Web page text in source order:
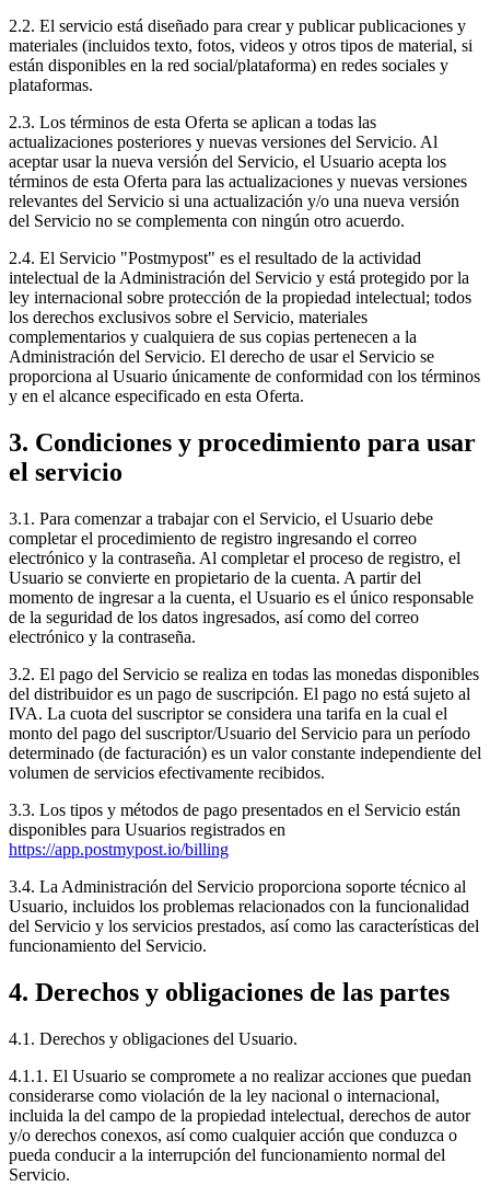
2.2. El servicio está diseñado para crear y publicar publicaciones y
materiales (incluidos texto, fotos, videos y otros tipos de material, si
están disponibles en la red social/plataforma) en redes sociales y
plataformas.
2.3. Los términos de esta Oferta se aplican a todas las
actualizaciones posteriores y nuevas versiones del Servicio. Al
aceptar usar la nueva versión del Servicio, el Usuario acepta los
términos de esta Oferta para las actualizaciones y nuevas versiones
relevantes del Servicio si una actualización y/o una nueva versión
del Servicio no se complementa con ningún otro acuerdo.
2.4. El Servicio "Postmypost" es el resultado de la actividad
intelectual de la Administración del Servicio y está protegido por la
ley internacional sobre protección de la propiedad intelectual; todos
los derechos exclusivos sobre el Servicio, materiales
complementarios y cualquiera de sus copias pertenecen a la
Administración del Servicio. El derecho de usar el Servicio se
proporciona al Usuario únicamente de conformidad con los términos
y en el alcance especificado en esta Oferta.
3. Condiciones y procedimiento para usar
el servicio
3.1. Para comenzar a trabajar con el Servicio, el Usuario debe
completar el procedimiento de registro ingresando el correo
electrónico y la contraseña. Al completar el proceso de registro, el
Usuario se convierte en propietario de la cuenta. A partir del
momento de ingresar a la cuenta, el Usuario es el único responsable
de la seguridad de los datos ingresados, así como del correo
electrónico y la contraseña.
3.2. El pago del Servicio se realiza en todas las monedas disponibles
del distribuidor es un pago de suscripción. El pago no está sujeto al
IVA. La cuota del suscriptor se considera una tarifa en la cual el
monto del pago del suscriptor/Usuario del Servicio para un período
determinado (de facturación) es un valor constante independiente del
volumen de servicios efectivamente recibidos.
3.3. Los tipos y métodos de pago presentados en el Servicio están
disponibles para Usuarios registrados en
https://app.postmypost.io/billing
3.4. La Administración del Servicio proporciona soporte técnico al
Usuario, incluidos los problemas relacionados con la funcionalidad
del Servicio y los servicios prestados, así como las características del
funcionamiento del Servicio.
4. Derechos y obligaciones de las partes
4.1. Derechos y obligaciones del Usuario.
4.1.1. El Usuario se compromete a no realizar acciones que puedan
considerarse como violación de la ley nacional o internacional,
incluida la del campo de la propiedad intelectual, derechos de autor
y/o derechos conexos, así como cualquier acción que conduzca o
pueda conducir a la interrupción del funcionamiento normal del
Servicio.